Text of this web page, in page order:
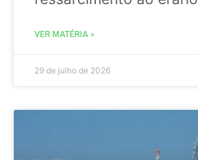
VER MATÉRIA »
29 de julho de 2026